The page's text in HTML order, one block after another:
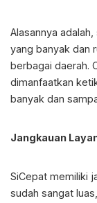
Alasannya
yang banyak dan
berbagai daerah.
dimanfaatkan
banyak dan
Jangkauan
SiCepat memiliki
sudah sangat